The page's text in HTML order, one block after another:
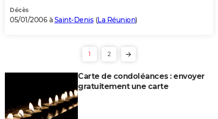
Décès
05/01/2006 à Saint-Denis (La Réunion)
1 2
Carte de condoléances : envoyer
gratuitement une carte